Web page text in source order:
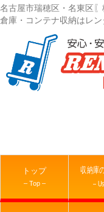
名古屋市瑞穂区・名東区
倉庫・コンテナ収納はレ
トップ
– Top –
収納庫
–